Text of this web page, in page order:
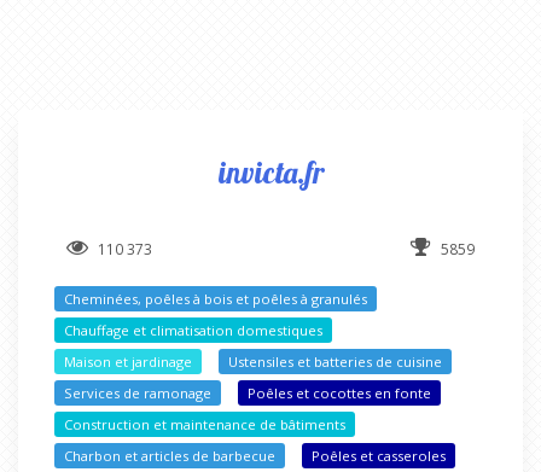
invicta.fr
110 373 5859
Cheminées, poêles à bois et poêles à granulés
Chauffage et climatisation domestiques
Maison et jardinage
Ustensiles et batteries de cuisine
Services de ramonage
Poêles et cocottes en fonte
Construction et maintenance de bâtiments
Charbon et articles de barbecue
Poêles et casseroles